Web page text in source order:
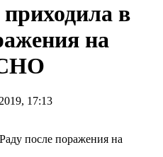
в
на
17:13